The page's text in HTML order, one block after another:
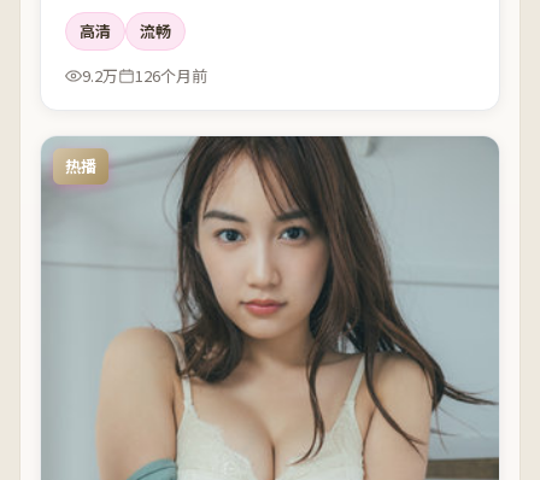
高清
流畅
9.2万
126个月前
热播